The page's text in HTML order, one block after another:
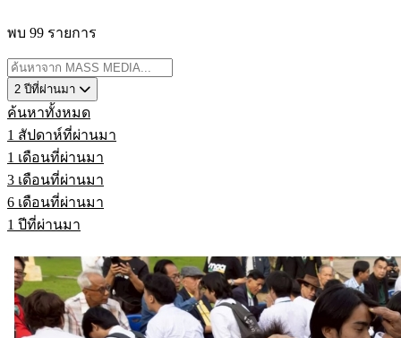
พบ 99 รายการ
2 ปีที่ผ่านมา
ค้นหาทั้งหมด
1 สัปดาห์ที่ผ่านมา
1 เดือนที่ผ่านมา
3 เดือนที่ผ่านมา
6 เดือนที่ผ่านมา
1 ปีที่ผ่านมา